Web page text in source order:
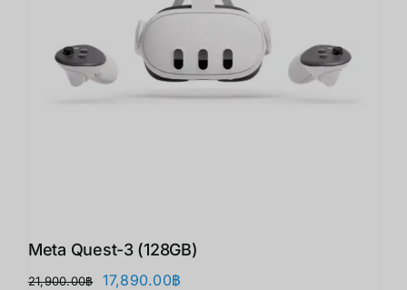
Meta Quest-3 (128GB)
21,900.00฿
Original
17,890.00฿